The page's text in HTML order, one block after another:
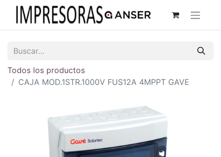
Todos los productos
CAJA MOD.1STR.1000V FUS12A 4MPPT GAVE